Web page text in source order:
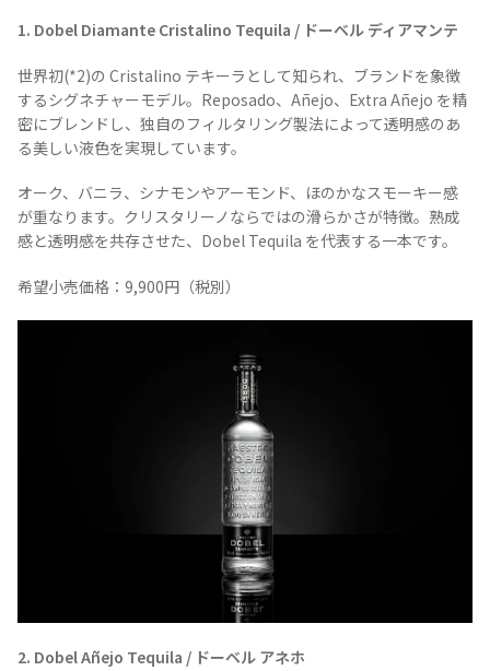
メキシコ料理 メキシコ旅行
メキシコの記念日 トピックス
イベント一覧
お問合せ プライバシーポリシー サイトマップ
1. Dobel Diamante Cristalino Tequila / ドーベル ディアマンテ
世界初(*2)の Cristalino テキーラとして知られ、ブランドを象徴
するシグネチャーモデル。Reposado、Añejo、Extra Añejo を精
密にブレンドし、独自のフィルタリング製法によって透明感のあ
る美しい液色を実現しています。
オーク、バニラ、シナモンやアーモンド、ほのかなスモーキー感
が重なります。クリスタリーノならではの滑らかさが特徴。熟成
感と透明感を共存させた、Dobel Tequila を代表する一本です。
希望小売価格：9,900円（税別）
2. Dobel Añejo Tequila / ドーベル アネホ